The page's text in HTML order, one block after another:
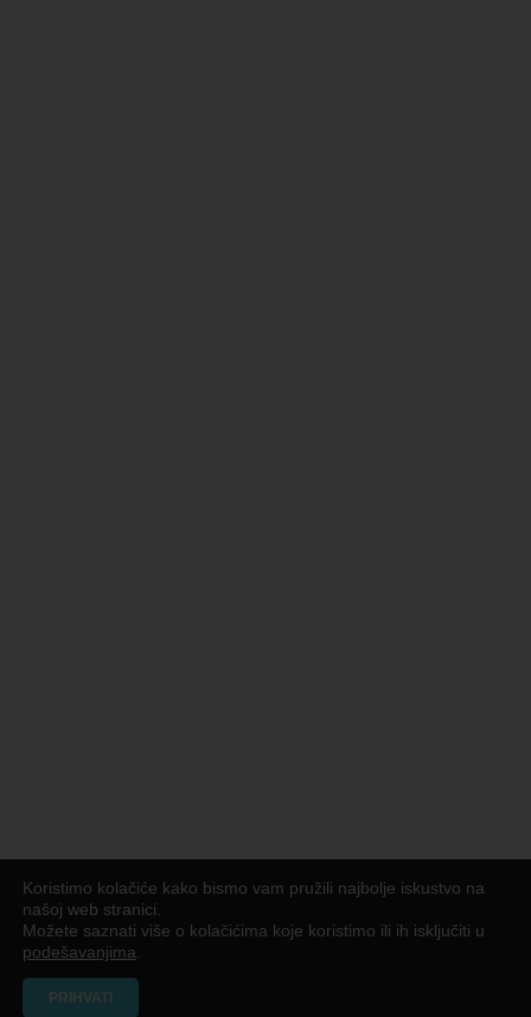
Koristimo kolačiće kako bismo vam pružili najbolje iskustvo na
našoj web stranici.
Možete saznati više o kolačićima koje koristimo ili ih isključiti u
podešavanjima
PRIHVATI